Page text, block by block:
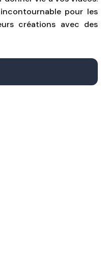
pour les
créations avec des